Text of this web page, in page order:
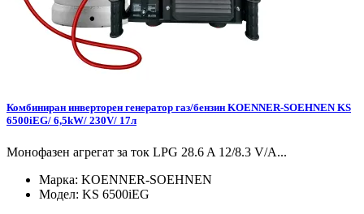
Комбиниран инверторен генератор газ/бензин KOENNER-SOEHNEN KS
6500iEG/ 6,5kW/ 230V/ 17л
Монофазен агрегат за ток LPG 28.6 A 12/8.3 V/А...
Марка: KOENNER-SOEHNEN
Модел: KS 6500iEG